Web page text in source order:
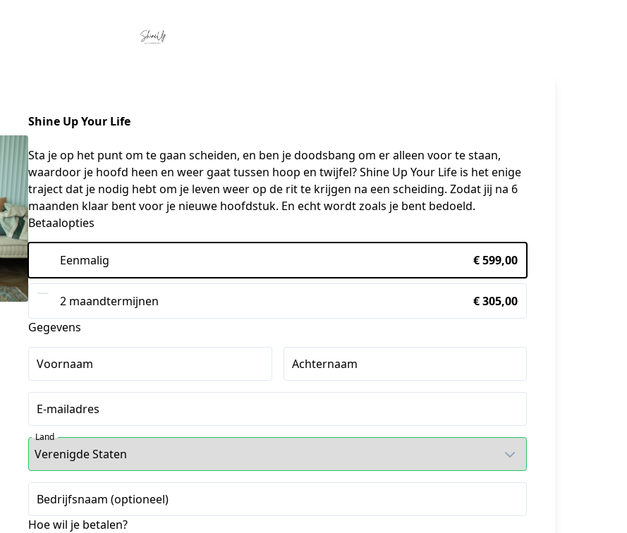
Shine Up Your Life
Sta je op het punt om te gaan scheiden, en ben je doodsbang om er alleen voor te staan,
waardoor je hoofd heen en weer gaat tussen hoop en twijfel? Shine Up Your Life is het enige
traject dat je nodig hebt om je leven weer op de rit te krijgen na een scheiding. Zodat jij na 6
maanden klaar bent voor je nieuwe hoofdstuk. En echt wordt zoals je bent bedoeld.
Betaalopties
Eenmalig € 599,00
2 maandtermijnen
€ 305,00
Gegevens
Voornaam Achternaam
E-mailadres
Land
Bedrijfsnaam (optioneel)
Hoe wil je betalen?